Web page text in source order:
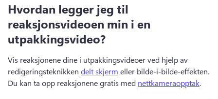
Hvordan legger jeg til
reaksjonsvideoen min i en
utpakkingsvideo?
Vis reaksjonene dine i utpakkingsvideoer ved hjelp av
redigeringsteknikken delt skjerm
Du kan ta opp reaksjonene gratis med nettkameraopptak.